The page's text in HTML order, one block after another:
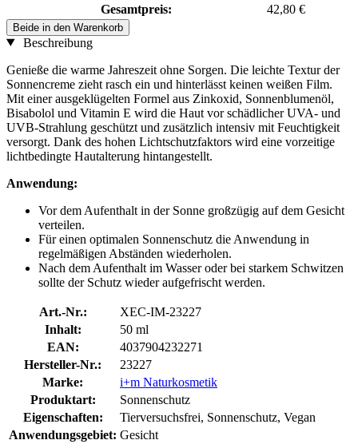
Gesamtpreis:
42,80 €
Beide in den Warenkorb
Beschreibung
Genieße die warme Jahreszeit ohne Sorgen. Die leichte Textur der
Sonnencreme zieht rasch ein und hinterlässt keinen weißen Film.
Mit einer ausgeklügelten Formel aus Zinkoxid, Sonnenblumenöl,
Bisabolol und Vitamin E wird die Haut vor schädlicher UVA- und
UVB-Strahlung geschützt und zusätzlich intensiv mit Feuchtigkeit
versorgt. Dank des hohen Lichtschutzfaktors wird eine vorzeitige
lichtbedingte Hautalterung hintangestellt.
Anwendung:
Vor dem Aufenthalt in der Sonne großzügig auf dem Gesicht
verteilen.
Für einen optimalen Sonnenschutz die Anwendung in
regelmäßigen Abständen wiederholen.
Nach dem Aufenthalt im Wasser oder bei starkem Schwitzen
sollte der Schutz wieder aufgefrischt werden.
Art.-Nr.:
XEC-IM-23227
Inhalt:
50 ml
EAN:
4037904232271
Hersteller-Nr.:
23227
Marke:
i+m Naturkosmetik
Produktart:
Sonnenschutz
Eigenschaften:
Tierversuchsfrei, Sonnenschutz, Vegan
Anwendungsgebiet: Gesicht